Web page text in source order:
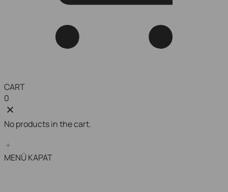
CART
0
No products in the cart.
MENÜ KAPAT